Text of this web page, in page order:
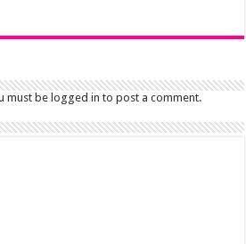
must be logged in to post a comment.